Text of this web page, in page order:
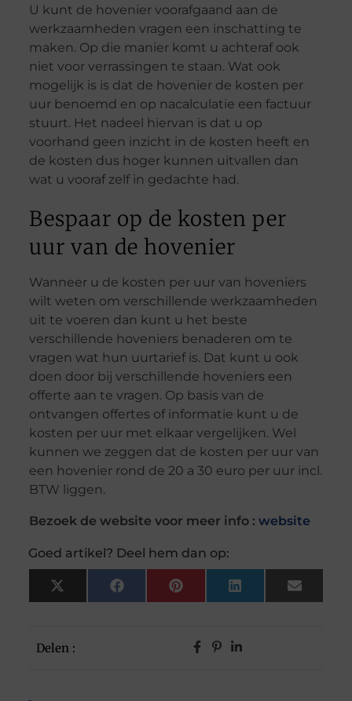
Delen :
U kunt de hovenier voorafgaand aan de
werkzaamheden vragen een inschatting te
maken. Op die manier komt u achteraf ook
niet voor verrassingen te staan. Wat ook
mogelijk is is dat de hovenier de kosten per
uur benoemd en op nacalculatie een factuur
stuurt. Het nadeel hiervan is dat u op
voorhand geen inzicht in de kosten heeft en
de kosten dus hoger kunnen uitvallen dan
wat u vooraf zelf in gedachte had.
Bespaar op de kosten per
uur van de hovenier
Wanneer u de kosten per uur van hoveniers
wilt weten om verschillende werkzaamheden
uit te voeren dan kunt u het beste
verschillende hoveniers benaderen om te
vragen wat hun uurtarief is. Dat kunt u ook
doen door bij verschillende hoveniers een
offerte aan te vragen. Op basis van de
ontvangen offertes of informatie kunt u de
kosten per uur met elkaar vergelijken. Wel
kunnen we zeggen dat de kosten per uur van
een hovenier rond de 20 a 30 euro per uur incl.
BTW liggen.
Bezoek de website voor meer info : website
Goed artikel? Deel hem dan op:
X
(Twitter)
FacebookPinterestLinkedInEmail